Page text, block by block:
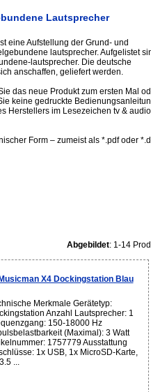
Lautsprecher
eine Aufstellung der Grund- und
lautsprecher. Aufgelistet
lautsprecher. Die deutsche
anschaffen, geliefert werden.
das neue Produkt zum ersten Mal
keine gedruckte
Herstellers im Lesezeichen tv &
Form – zumeist als *.pdf oder
Abgebildet: 1-14
X4 Dockingstation Blau
Merkmale Gerätetyp:
Anzahl Lautsprecher: 1
150-18000 Hz
(Maximal): 3 Watt
1757779 Ausstattung
1x USB, 1x MicroSD-Karte,
...